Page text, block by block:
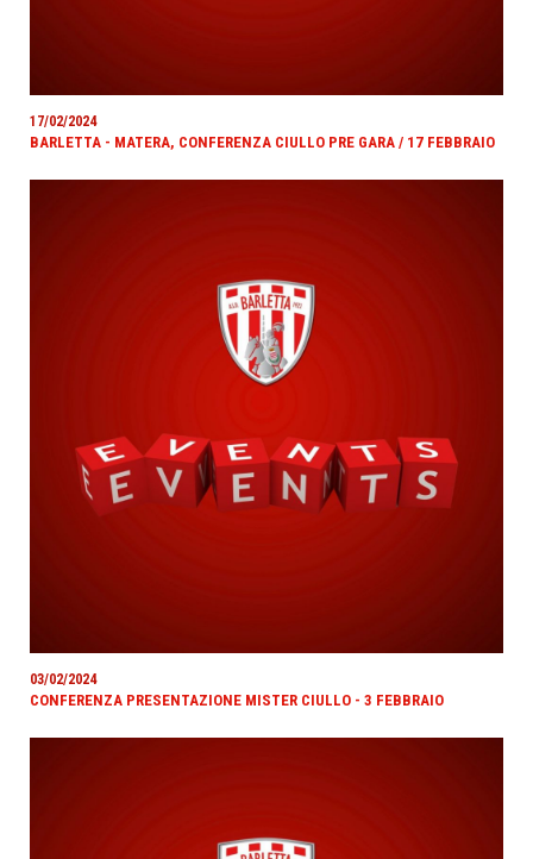
17/02/2024
BARLETTA - MATERA, CONFERENZA CIULLO PRE GARA / 17 FEBBRAIO
03/02/2024
CONFERENZA PRESENTAZIONE MISTER CIULLO - 3 FEBBRAIO